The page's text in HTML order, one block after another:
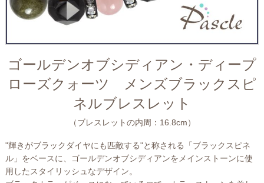
ゴールデンオブシディアン・ディープ
ローズクォーツ メンズブラックスピ
ネルブレスレット
（ブレスレットの内周：16.8cm）
"輝きがブラックダイヤにも匹敵する"と称される「ブラックスピネ
ル」をベースに、ゴールデンオブシディアンをメインストーンに使
用したスタイリッシュなデザイン。